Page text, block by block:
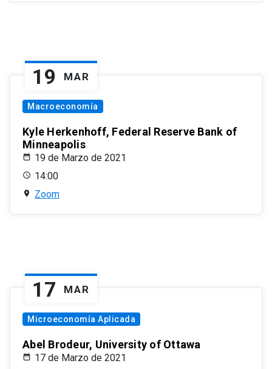
19 MAR
Macroeconomía
Kyle Herkenhoff, Federal Reserve Bank of
Minneapolis
19 de Marzo de 2021
14:00
Zoom
17 MAR
Microeconomía Aplicada
Abel Brodeur, University of Ottawa
17 de Marzo de 2021